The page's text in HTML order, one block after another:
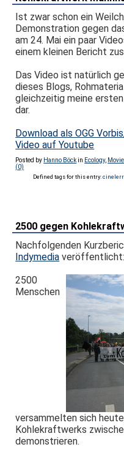
Ist zwar schon ein
Demonstration gegen
am 24. Mai ein paar
einem kleinen Bericht
Das Video ist natürlich
dieses Blogs,
gleichzeitig meine
dar.
Download als OGG
Video auf Youtube
Posted by Hanno Böckin Ecology,
(0)
Defined tags for this entry:
2500 gegen
Nachfolgenden
Indymedia veröffentlicht:
2500
Menschen
versammelten sich
Kohlekraftwerks
demonstrieren.